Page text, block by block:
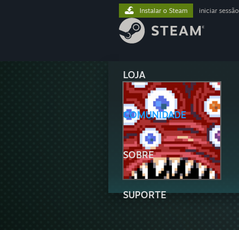
LOJA
COMUNIDADE
SOBRE
SUPORTE
Instalar o Steam iniciar sessão